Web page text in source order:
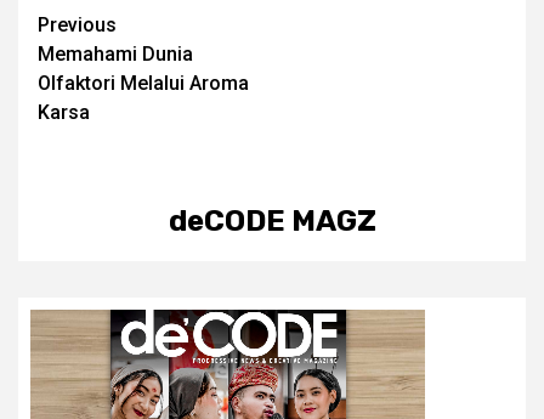
Post
navigation
Previous
Memahami Dunia
Olfaktori Melalui Aroma
Karsa
deCODE MAGZ